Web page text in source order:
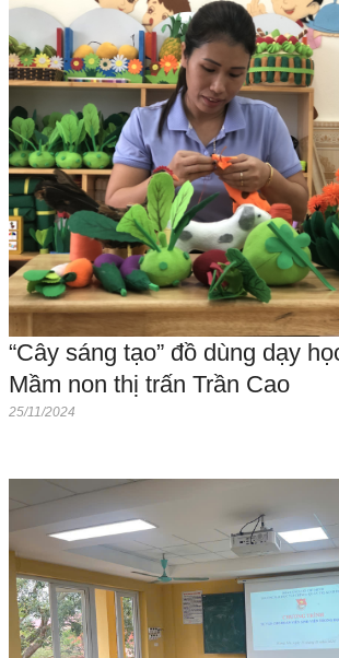
“Cây sáng tạo” đồ dùng dạy
Mầm non thị trấn Trần Cao
25/11/2024